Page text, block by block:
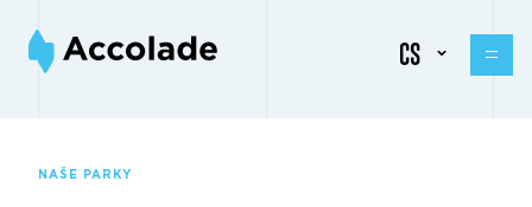
CS
NAŠE PARKY